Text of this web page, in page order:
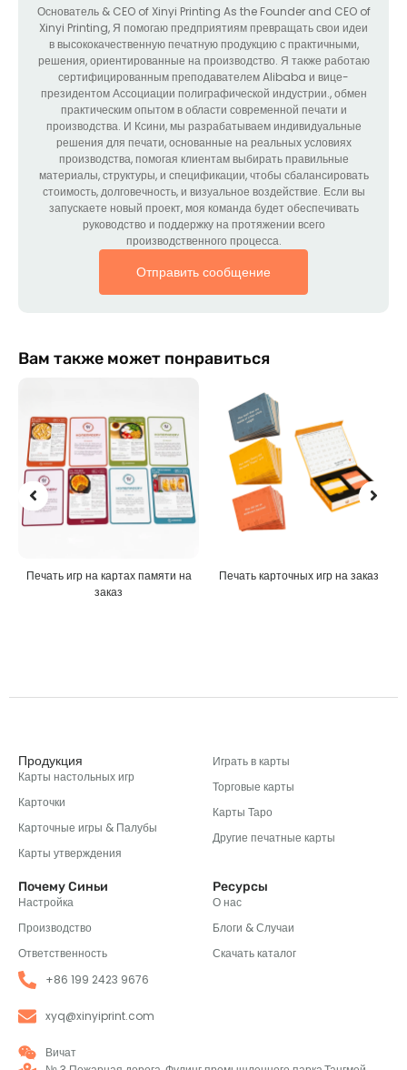
Основатель & CEO of Xinyi Printing As the Founder and CEO of
Xinyi Printing, Я помогаю предприятиям превращать свои идеи
в высококачественную печатную продукцию с практичными,
решения, ориентированные на производство. Я также работаю
сертифицированным преподавателем Alibaba и вице-
президентом Ассоциации полиграфической индустрии., обмен
практическим опытом в области современной печати и
производства. И Ксини, мы разрабатываем индивидуальные
решения для печати, основанные на реальных условиях
производства, помогая клиентам выбирать правильные
материалы, структуры, и спецификации, чтобы сбалансировать
стоимость, долговечность, и визуальное воздействие. Если вы
запускаете новый проект, моя команда будет обеспечивать
руководство и поддержку на протяжении всего
производственного процесса.
Отправить сообщение
Вам также может понравиться
Печать карточных игр на заказ Пользовательские головоломки
Карты настольных игр
Карточки
Карточные игры & Палубы
Карты утверждения
Торговые карты
Карты Таро
Другие печатные карты
Настройка
Производство
Ответственность
О нас
Блоги & Случаи
Скачать каталог
№ 3 Пожарная дорога, Фулинг промышленного парка,Тангмей,